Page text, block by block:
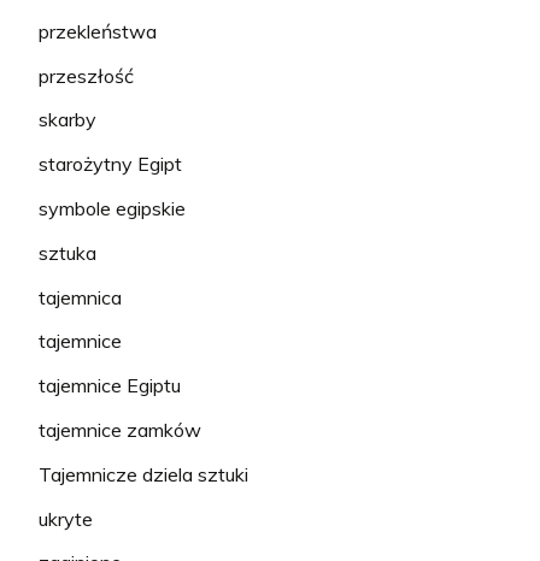
przekleństwa
przeszłość
skarby
starożytny Egipt
symbole egipskie
sztuka
tajemnica
tajemnice
tajemnice Egiptu
tajemnice zamków
Tajemnicze dziela sztuki
ukryte